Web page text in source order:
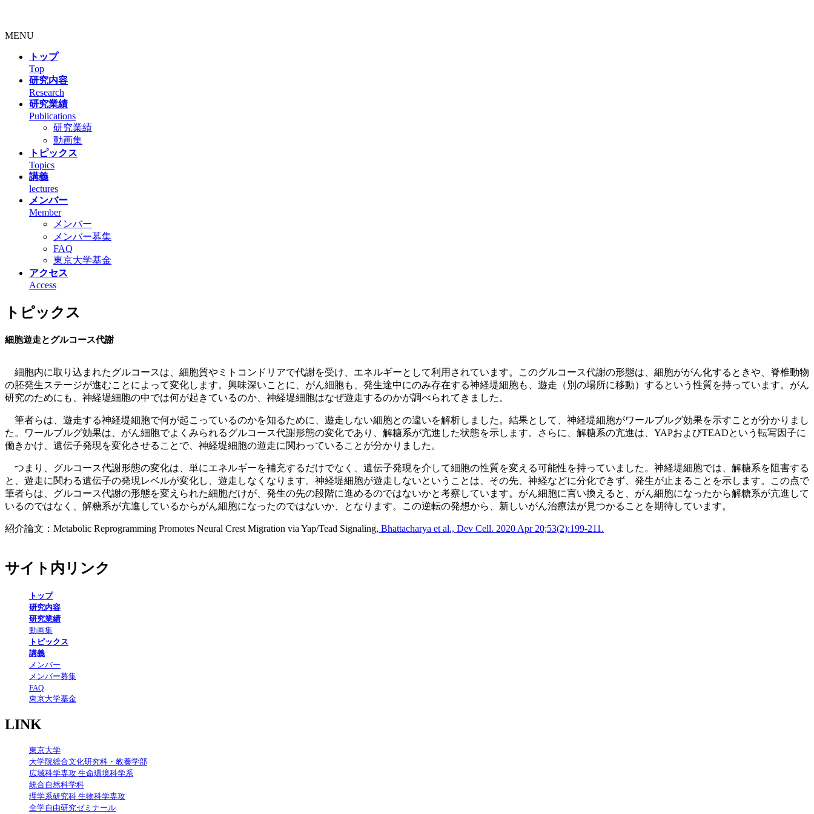
MENU
トップ
Top
研究内容
Research
研究業績
Publications
研究業績
動画集
トピックス
Topics
講義
lectures
メンバー
Member
メンバー
メンバー募集
FAQ
東京大学基金
アクセス
Access
トピックス
細胞遊走とグルコース代謝
細胞内に取り込まれたグルコースは、細胞質やミトコンドリアで代謝を受け、エネルギーとして利用されています。このグルコース代謝の形態は、細胞ががん化するときや、脊椎動物
の胚発生ステージが進むことによって変化します。興味深いことに、がん細胞も、発生途中にのみ存在する神経堤細胞も、遊走（別の場所に移動）するという性質を持っています。がん
研究のためにも、神経堤細胞の中では何が起きているのか、神経堤細胞はなぜ遊走するのかが調べられてきました。
筆者らは、遊走する神経堤細胞で何が起こっているのかを知るために、遊走しない細胞との違いを解析しました。結果として、神経堤細胞がワールブルグ効果を示すことが分かりまし
た。ワールブルグ効果は、がん細胞でよくみられるグルコース代謝形態の変化であり、解糖系が亢進した状態を示します。さらに、解糖系の亢進は、YAPおよびTEADという転写因子に
働きかけ、遺伝子発現を変化させることで、神経堤細胞の遊走に関わっていることが分かりました。
つまり、グルコース代謝形態の変化は、単にエネルギーを補充するだけでなく、遺伝子発現を介して細胞の性質を変える可能性を持っていました。神経堤細胞では、解糖系を阻害する
と、遊走に関わる遺伝子の発現レベルが変化し、遊走しなくなります。神経堤細胞が遊走しないということは、その先、神経などに分化できず、発生が止まることを示します。この点で
筆者らは、グルコース代謝の形態を変えられた細胞だけが、発生の先の段階に進めるのではないかと考察しています。がん細胞に言い換えると、がん細胞になったから解糖系が亢進して
いるのではなく、解糖系が亢進しているからがん細胞になったのではないか、となります。この逆転の発想から、新しいがん治療法が見つかることを期待しています。
紹介論文：Metabolic Reprogramming Promotes Neural Crest Migration via Yap/Tead Signaling, Bhattacharya et al., Dev Cell. 2020 Apr 20;53(2):199-211.
サイト内リンク
トップ
研究内容
研究業績
動画集
トピックス
講義
メンバー
メンバー募集
FAQ
東京大学基金
LINK
東京大学
大学院総合文化研究科・教養学部
広域科学専攻 生命環境科学系
統合自然科学科
理学系研究科 生物科学専攻
全学自由研究ゼミナール